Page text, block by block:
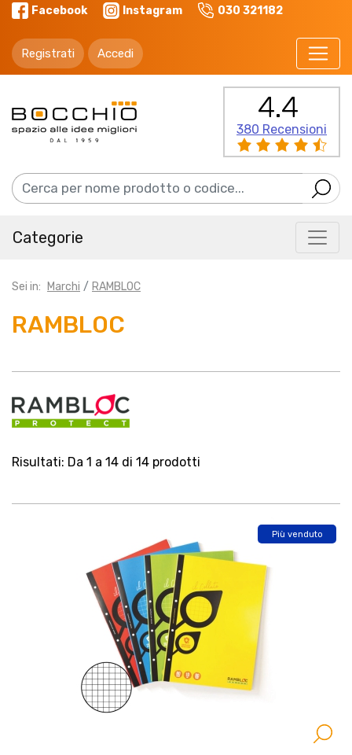
Facebook Instagram 030 321182
Registrati Accedi
4.4
380 Recensioni
Categorie
Sei in: Marchi RAMBLOC
RAMBLOC
Risultati: Da 1 a 14 di 14 prodotti
Più venduto